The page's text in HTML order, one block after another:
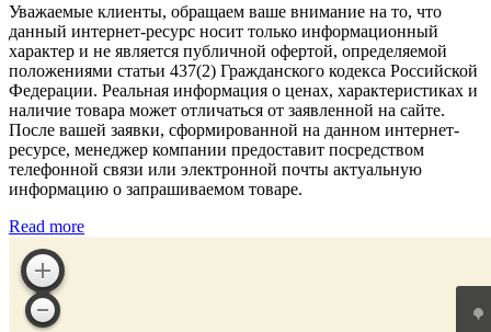
Уважаемые клиенты, обращаем ваше внимание на то, что
данный интернет-ресурс носит только информационный
характер и не является публичной офертой, определяемой
положениями статьи 437(2) Гражданского кодекса Российской
Федерации. Реальная информация о ценах, характеристиках и
наличие товара может отличаться от заявленной на сайте.
После вашей заявки, сформированной на данном интернет-
ресурсе, менеджер компании предоставит посредством
телефонной связи или электронной почты актуальную
информацию о запрашиваемом товаре.
Read more